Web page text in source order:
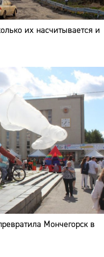
их насчитывается и
Мончегорск в